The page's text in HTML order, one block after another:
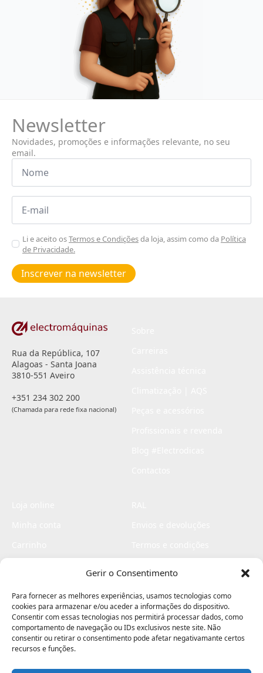
Gerir o Consentimento
Para fornecer as melhores experiências, usamos tecnologias como
cookies para armazenar e/ou aceder a informações do dispositivo.
Consentir com essas tecnologias nos permitirá processar dados, como
comportamento de navegação ou IDs exclusivos neste site. Não
consentir ou retirar o consentimento pode afetar negativamante certos
recursos e funções.
Newsletter
Novidades, promoções e informações relevante, no seu
email.
Nome
Email
Aceitar
Poiticas
de
privacidade
Li e aceito osTermos e Condiçõesda loja, assim como da Política
de Privacidade.
Inscrever na newsletter
Rua da República, 107
Alagoas - Santa Joana
3810-551 Aveiro
+351 234 302 200
(Chamada para rede fixa nacional)
Livro de elogios